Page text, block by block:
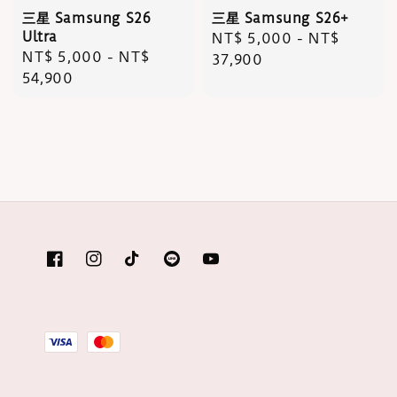
三星 Samsung S26
Ultra
Regular
price
NT$ 5,000 - NT$
54,900
三星 Samsung S26+
Regular
price
NT$ 5,000 - NT$
37,900